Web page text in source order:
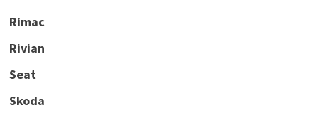
Rimac
Rivian
Seat
Skoda